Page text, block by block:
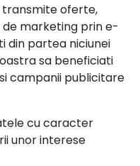
oferte,
marketing prin e-
din partea niciunei
sa beneficiati
campanii publicitare
cu caracter
unor interese